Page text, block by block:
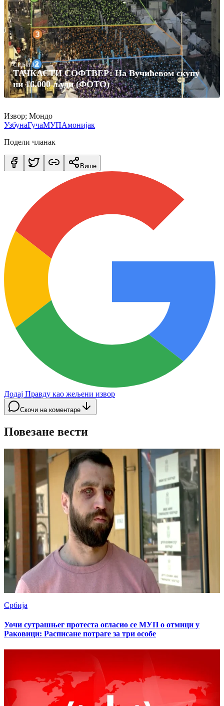
СРБИЈА
ТАЧКАСТИ СОФТВЕР: На Вучићевом скупу
ни 16.000 људи (ФОТО)
Извор; Мондо
УзбунаГучаМУПАмонијак
Подели чланак
Више
Додај Правду као жељени извор
Скочи на коментаре
Повезане вести
Србија
Уочи сутрашњег протеста огласио се МУП о отмици у
Раковици: Расписане потраге за три особе